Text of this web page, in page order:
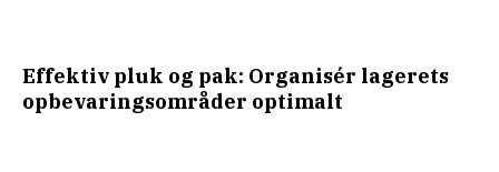
Effektiv pluk og pak: Organisér lagerets
opbevaringsområder optimalt